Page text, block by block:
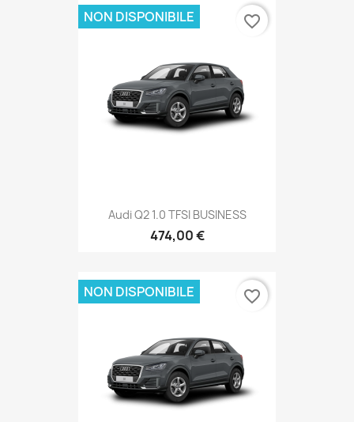
Audi Q2 1.0 TFSI BUSINESS
474,00 €
NON DISPONIBILE favorite_border
NON DISPONIBILE favorite_border